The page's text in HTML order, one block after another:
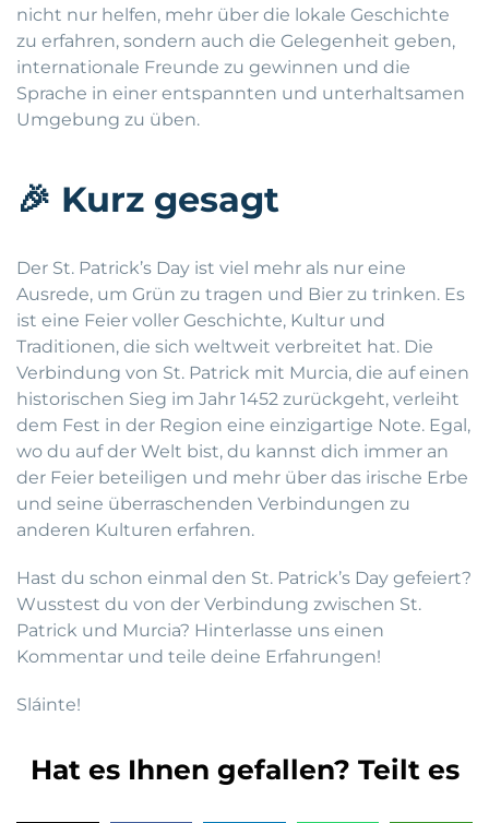
nicht nur helfen, mehr über die lokale Geschichte
zu erfahren, sondern auch die Gelegenheit geben,
internationale Freunde zu gewinnen und die
Sprache in einer entspannten und unterhaltsamen
Umgebung zu üben.
🎉 Kurz gesagt
Der St. Patrick’s Day ist viel mehr als nur eine
Ausrede, um Grün zu tragen und Bier zu trinken. Es
ist eine Feier voller Geschichte, Kultur und
Traditionen, die sich weltweit verbreitet hat. Die
Verbindung von St. Patrick mit Murcia, die auf einen
historischen Sieg im Jahr 1452 zurückgeht, verleiht
dem Fest in der Region eine einzigartige Note. Egal,
wo du auf der Welt bist, du kannst dich immer an
der Feier beteiligen und mehr über das irische Erbe
und seine überraschenden Verbindungen zu
anderen Kulturen erfahren.
Hast du schon einmal den St. Patrick’s Day gefeiert?
Wusstest du von der Verbindung zwischen St.
Patrick und Murcia? Hinterlasse uns einen
Kommentar und teile deine Erfahrungen!
Sláinte!
Hat es Ihnen gefallen? Teilt es